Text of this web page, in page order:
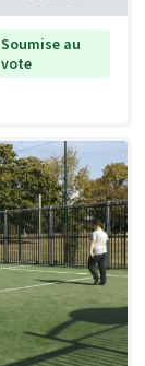
Soumise au
vote